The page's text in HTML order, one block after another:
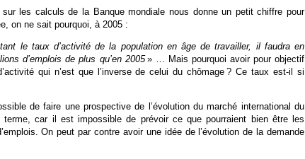
les calculs de la Banque mondiale nous donne un petit chiffre pour
on ne sait pourquoi, à 2005 :
le taux d’activité de la population en âge de travailler, il faudra en
d’emplois de plus qu’en 2005» … Mais pourquoi avoir pour objectif
qui n’est que l’inverse de celui du chômage ? Ce taux est-il si
de faire une prospective de l’évolution du marché international du
car il est impossible de prévoir ce que pourraient bien être les
On peut par contre avoir une idée de l’évolution de la demande